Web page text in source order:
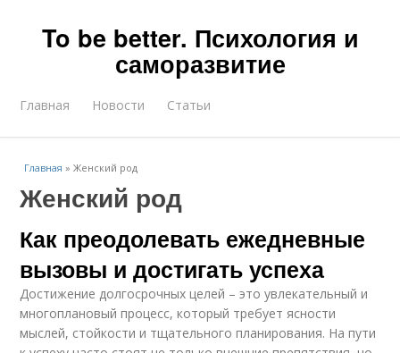
To be better. Психология и
саморазвитие
Главная Новости Статьи
Главная »Женский род
Женский род
Как преодолевать ежедневные
вызовы и достигать успеха
Достижение долгосрочных целей – это увлекательный и
многоплановый процесс, который требует ясности
мыслей, стойкости и тщательного планирования. На пути